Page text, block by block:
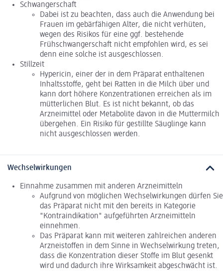
Schwangerschaft
Dabei ist zu beachten, dass auch die Anwendung bei
Frauen im gebärfähigen Alter, die nicht verhüten,
wegen des Risikos für eine ggf. bestehende
Frühschwangerschaft nicht empfohlen wird, es sei
denn eine solche ist ausgeschlossen.
Stillzeit
Hypericin, einer der in dem Präparat enthaltenen
Inhaltsstoffe, geht bei Ratten in die Milch über und
kann dort höhere Konzentrationen erreichen als im
mütterlichen Blut. Es ist nicht bekannt, ob das
Arzneimittel oder Metabolite davon in die Muttermilch
übergehen. Ein Risiko für gestillte Säuglinge kann
nicht ausgeschlossen werden.
Wechselwirkungen
Einnahme zusammen mit anderen Arzneimitteln
Aufgrund von möglichen Wechselwirkungen dürfen Sie
das Präparat nicht mit den bereits in Kategorie
"Kontraindikation" aufgeführten Arzneimitteln
einnehmen.
Das Präparat kann mit weiteren zahlreichen anderen
Arzneistoffen in dem Sinne in Wechselwirkung treten,
dass die Konzentration dieser Stoffe im Blut gesenkt
wird und dadurch ihre Wirksamkeit abgeschwächt ist.